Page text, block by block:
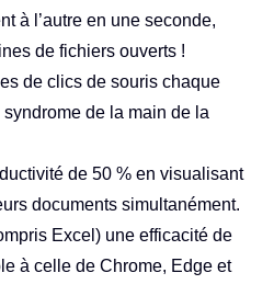
à l’autre en une seconde,
de fichiers ouverts !
de clics de souris chaque
de la main de la
de 50 % en visualisant
documents simultanément.
Excel) une efficacité de
à celle de Chrome, Edge et